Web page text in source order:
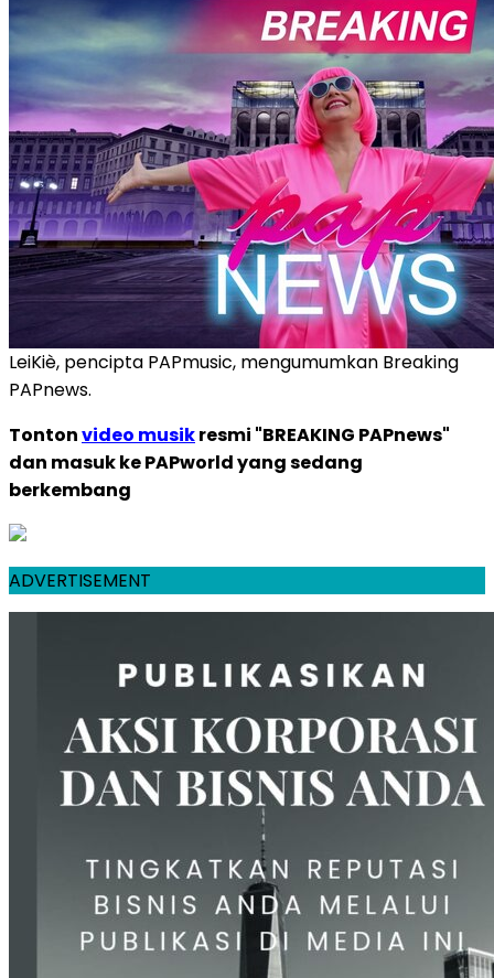
LeiKiè, pencipta PAPmusic, mengumumkan Breaking
PAPnews.
Tontonvideo musikresmi "BREAKING PAPnews"
dan masuk ke PAPworld yang sedang
berkembang
ADVERTISEMENT